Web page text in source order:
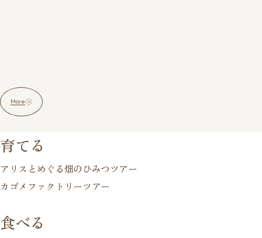
More
育てる
アリスとめぐる畑のひみつツアー
カゴメファクトリーツアー
食べる